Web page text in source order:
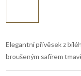
Elegantní přívěsek z
broušeným safírem